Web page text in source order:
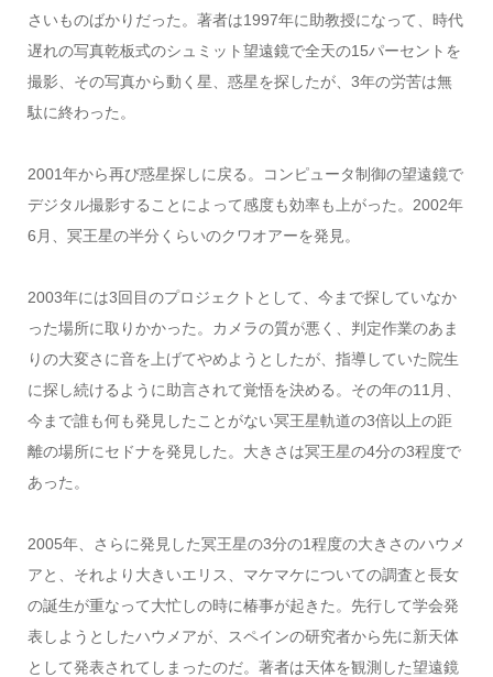
さいものばかりだった。著者は1997年に助教授になって、時代
遅れの写真乾板式のシュミット望遠鏡で全天の15パーセントを
撮影、その写真から動く星、惑星を探したが、3年の労苦は無
駄に終わった。
2001年から再び惑星探しに戻る。コンピュータ制御の望遠鏡で
デジタル撮影することによって感度も効率も上がった。2002年
6月、冥王星の半分くらいのクワオアーを発見。
2003年には3回目のプロジェクトとして、今まで探していなか
った場所に取りかかった。カメラの質が悪く、判定作業のあま
りの大変さに音を上げてやめようとしたが、指導していた院生
に探し続けるように助言されて覚悟を決める。その年の11月、
今まで誰も何も発見したことがない冥王星軌道の3倍以上の距
離の場所にセドナを発見した。大きさは冥王星の4分の3程度で
あった。
2005年、さらに発見した冥王星の3分の1程度の大きさのハウメ
アと、それより大きいエリス、マケマケについての調査と長女
の誕生が重なって大忙しの時に椿事が起きた。先行して学会発
表しようとしたハウメアが、スペインの研究者から先に新天体
として発表されてしまったのだ。著者は天体を観測した望遠鏡